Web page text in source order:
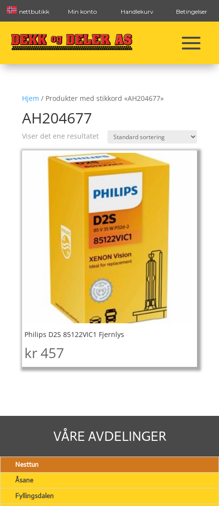
nettbutikk Min konto Handlekurv Betingelser
Hjem / Produkter med stikkord «AH204677»
AH204677
Viser det ene resultatet
Philips D2S 85122VIC1 Fjernlys
kr457
VÅRE AVDELINGER
Nesttun
Åsane
Fyllingsdalen